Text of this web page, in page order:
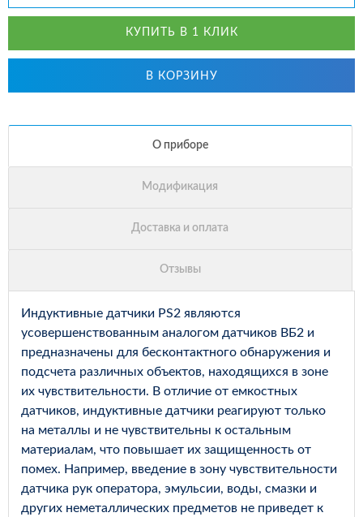
КУПИТЬ В 1 КЛИК
В КОРЗИНУ
Индуктивные датчики PS2 являются
усовершенствованным аналогом датчиков ВБ2 и
предназначены для бесконтактного обнаружения и
подсчета различных объектов, находящихся в зоне
их чувствительности. В отличие от емкостных
датчиков, индуктивные датчики реагируют только
на металлы и не чувствительны к остальным
материалам, что повышает их защищенность от
помех. Например, введение в зону чувствительности
датчика рук оператора, эмульсии, воды, смазки и
других неметаллических предметов не приведет к